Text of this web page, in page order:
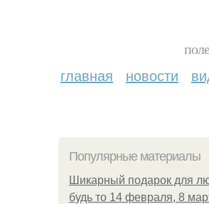
главная новости
Популярные материалы
Шикарный подарок для
будь то 14 февраля, 8